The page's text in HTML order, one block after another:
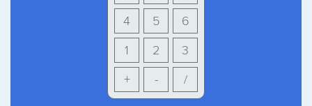
6
5
4
3
2
1
+
- /